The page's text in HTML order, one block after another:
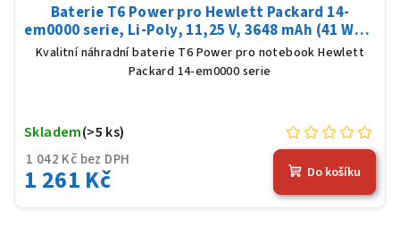
Baterie T6 Power pro Hewlett Packard 14-
em0000 serie, Li-Poly, 11,25 V, 3648 mAh (41 Wh),
černá
Kvalitní náhradní baterie T6 Power pro notebook Hewlett
Packard 14-em0000 serie
1 042 Kč bez DPH
1 261 Kč
Skladem(>5 ks)
Do košíku